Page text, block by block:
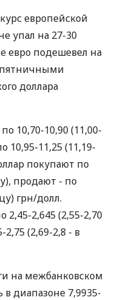
европейской
упал на 27-30
евро подешевел на
пятничными
доллара
10,70-10,90 (11,00-
10,95-11,25 (11,19-
покупают по
продают - по
грн/долл.
2,45-2,645 (2,55-2,70
(2,69-2,8 - в
на межбанковском
диапазоне 7,9935-